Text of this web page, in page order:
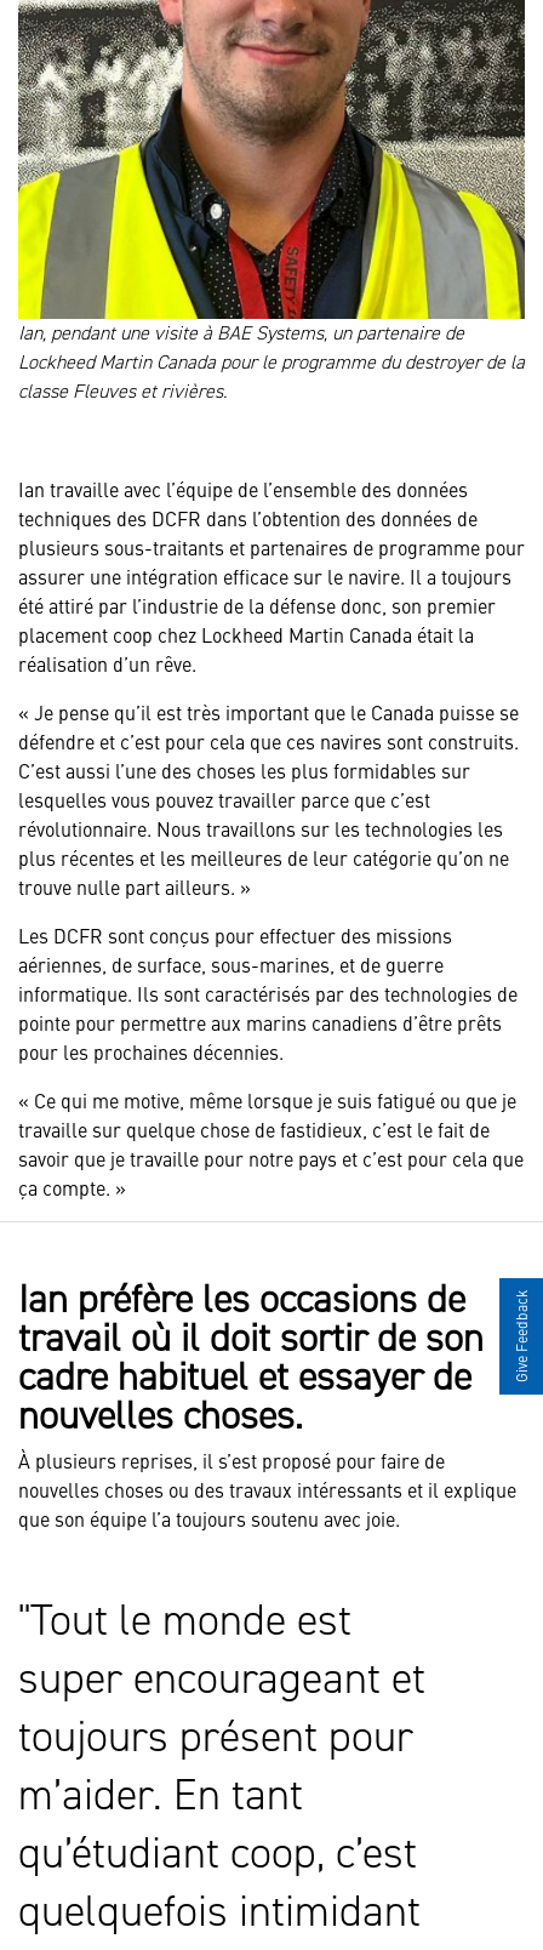
Ian, pendant une visite à BAE Systems, un partenaire de
Lockheed Martin Canada pour le programme du destroyer de la
classe Fleuves et rivières.
Ian travaille avec l’équipe de l’ensemble des données
techniques des DCFR dans l’obtention des données de
plusieurs sous-traitants et partenaires de programme pour
assurer une intégration efficace sur le navire. Il a toujours
été attiré par l’industrie de la défense donc, son premier
placement coop chez Lockheed Martin Canada était la
réalisation d’un rêve.
« Je pense qu’il est très important que le Canada puisse se
défendre et c’est pour cela que ces navires sont construits.
C’est aussi l’une des choses les plus formidables sur
lesquelles vous pouvez travailler parce que c’est
révolutionnaire. Nous travaillons sur les technologies les
plus récentes et les meilleures de leur catégorie qu’on ne
trouve nulle part ailleurs. »
Les DCFR sont conçus pour effectuer des missions
aériennes, de surface, sous-marines, et de guerre
informatique. Ils sont caractérisés par des technologies de
pointe pour permettre aux marins canadiens d’être prêts
pour les prochaines décennies.
« Ce qui me motive, même lorsque je suis fatigué ou que je
travaille sur quelque chose de fastidieux, c’est le fait de
savoir que je travaille pour notre pays et c’est pour cela que
ça compte. »
Ian préfère les occasions de
travail où il doit sortir de son
cadre habituel et essayer de
nouvelles choses.
À plusieurs reprises, il s’est proposé pour faire de
nouvelles choses ou des travaux intéressants et il explique
que son équipe l’a toujours soutenu avec joie.
Tout le monde est
super encourageant et
toujours présent pour
m’aider. En tant
qu’étudiant coop, c’est
quelquefois intimidant
Give Feedback